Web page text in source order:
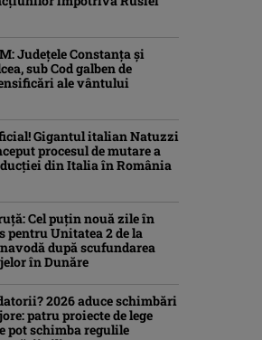
Judeţele Constanţa şi
sub Cod galben de
ale vântului
Gigantul italian Natuzzi
procesul de mutare a
din Italia în România
Cel puțin nouă zile în
pentru Unitatea 2 de la
după scufundarea
în Dunăre
2026 aduce schimbări
patru proiecte de lege
pot schimba regulile